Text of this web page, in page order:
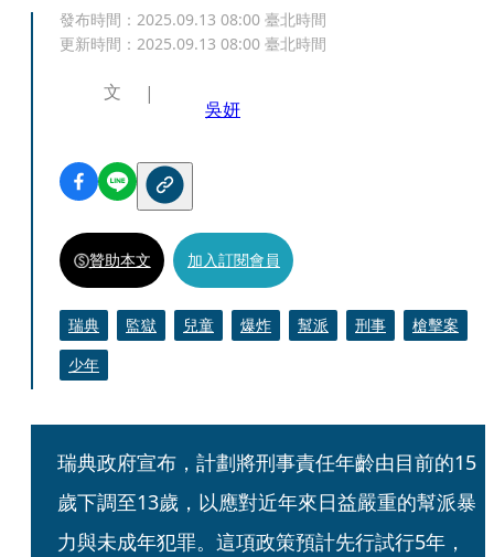
發布時間： 2025.09.13 08:00 臺北時間
更新時間： 2025.09.13 08:00 臺北時間
文
吳妍
贊助本文 加入訂閱會員
瑞典 監獄 兒童 爆炸 幫派 刑事
槍擊案
少年
瑞典政府宣布，計劃將刑事責任年齡由目前的15
歲下調至13歲，以應對近年來日益嚴重的幫派暴
力與未成年犯罪。這項政策預計先行試行5年，